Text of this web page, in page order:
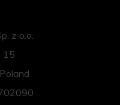
z o.o.
15